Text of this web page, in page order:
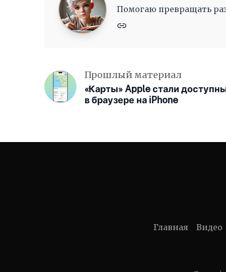
Помогаю превращать
Прошлый материал
«Карты» Apple стали
в браузере на iPhone
Главная Видео